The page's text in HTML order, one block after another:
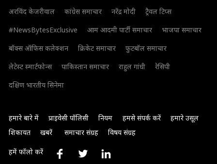
अरविंद केजरीवाल कांग्रेस समाचार नरेंद्र मोदी
ट्रैवल टिप्स
#NewsBytesExclusive
आम आदमी पार्टी समाचार
भाजपा समाचार
बॉक्स ऑफिस कलेक्शन
क्रिकेट समाचार
फुटबॉल समाचार
लेटेस्ट स्मार्टफोन्स
पाकिस्तान समाचार राहुल गांधी
रेसिपी
दक्षिण भारतीय सिनेमा
हमारे बारे में प्राइवेसी पॉलिसी नियम हमसे संपर्क करें
हमारे उसूल
शिकायत
खबरें समाचार संग्रह विषय संग्रह
हमें फॉलो करें